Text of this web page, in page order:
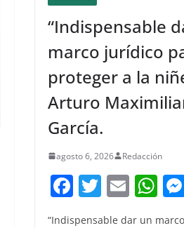
“Indispensable
marco jurídico
proteger a la
Arturo
García.
agosto 6, 2026 Redacción
F T
w
E W
“Indispensable dar un